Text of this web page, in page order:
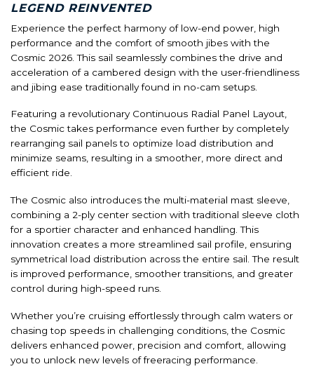
LEGEND REINVENTED
Experience the perfect harmony of low-end power, high
performance and the comfort of smooth jibes with the
Cosmic 2026. This sail seamlessly combines the drive and
acceleration of a cambered design with the user-friendliness
and jibing ease traditionally found in no-cam setups.
Featuring a revolutionary Continuous Radial Panel Layout,
the Cosmic takes performance even further by completely
rearranging sail panels to optimize load distribution and
minimize seams, resulting in a smoother, more direct and
efficient ride.
The Cosmic also introduces the multi-material mast sleeve,
combining a 2-ply center section with traditional sleeve cloth
for a sportier character and enhanced handling. This
innovation creates a more streamlined sail profile, ensuring
symmetrical load distribution across the entire sail. The result
is improved performance, smoother transitions, and greater
control during high-speed runs.
Whether you’re cruising effortlessly through calm waters or
chasing top speeds in challenging conditions, the Cosmic
delivers enhanced power, precision and comfort, allowing
you to unlock new levels of freeracing performance.